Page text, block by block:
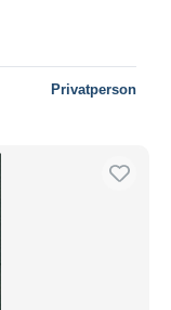
Privatperson